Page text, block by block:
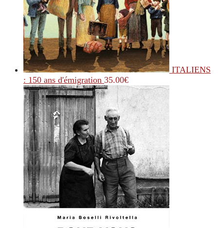
ITALIENS
: 150 ans d'émigration 35.00€